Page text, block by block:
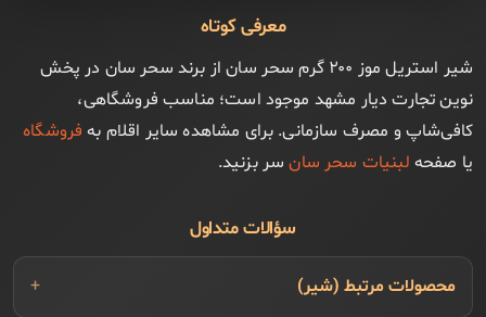
معرفی کوتاه
شیر استریل موز ۲۰۰ گرم سحر سان از برند سحر سان در پخش
نوین تجارت دیار مشهد موجود است؛ مناسب فروشگاهی،
کافی‌شاپ و مصرف سازمانی. برای مشاهده سایر اقلام به فروشگاه
یا صفحه لبنیات سحر سانسر بزنید.
سؤالات متداول
محصولات مرتبط (شیر)